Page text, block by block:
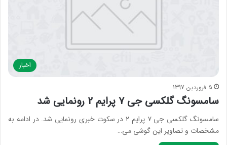
اخبار
5 فروردین 1397
سامسونگ گلکسی جی ۷ پرایم ۲ رونمایی شد
سامسونگ گلکسی جی ۷ پرایم ۲ در سکوت خبری رونمایی شد. در ادامه به
مشخصات و تصاویر این گوشی می…